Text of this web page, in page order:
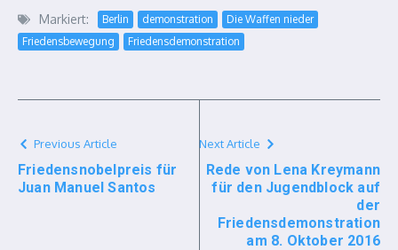
Markiert: Berlin demonstration
Die Waffen nieder
Friedensbewegung
Friedensdemonstration
Previous Article
Friedensnobelpreis für
Juan Manuel Santos
Next Article
Rede von Lena Kreymann
für den Jugendblock auf
der
Friedensdemonstration
am 8. Oktober 2016